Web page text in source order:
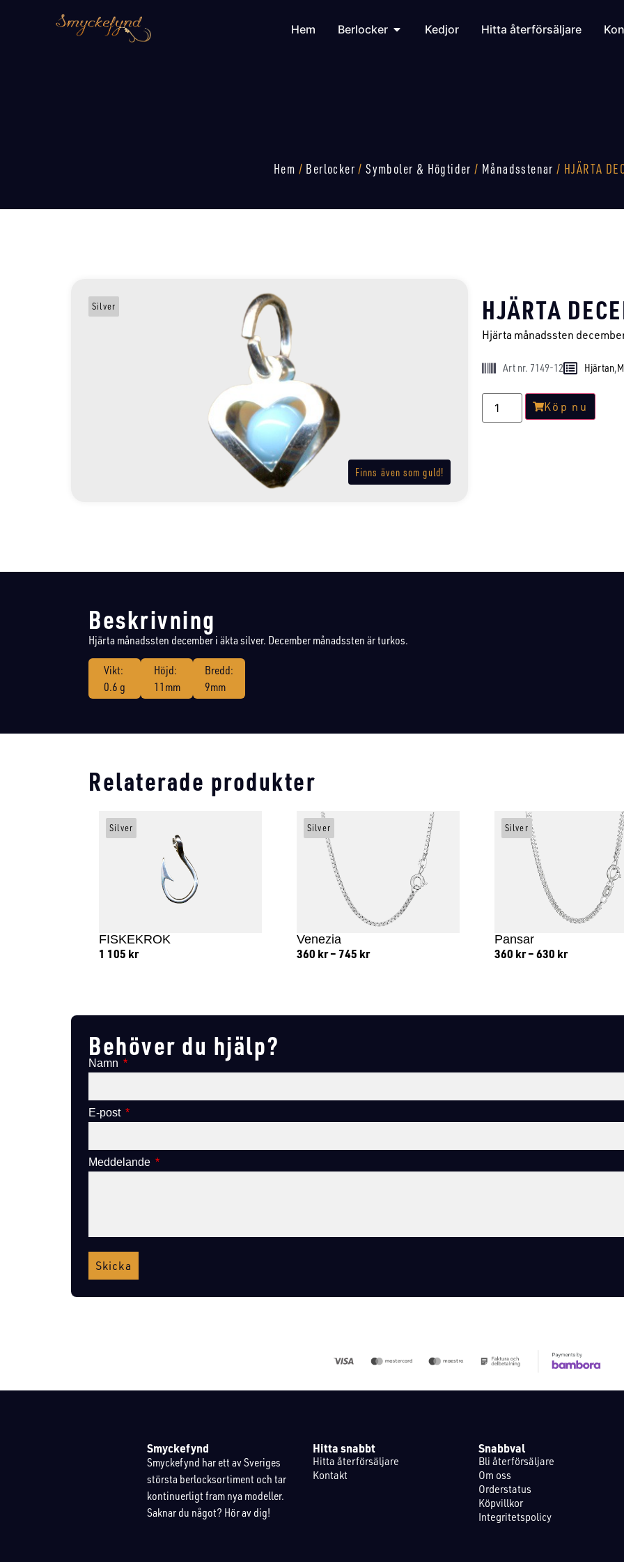
Hem Berlocker Kedjor Hitta återförsäljare
Hem / Berlocker /Symboler & Högtider / Månadsstenar / HJÄRTA
Finns även som guld!
Silver HJÄRTA
Hjärta månadssten
Art nr. 7149-12 Hjärtan,
Köp nu
Beskrivning
Hjärta månadssten december i äkta silver. December månadssten är turkos.
Vikt:
0.6 g
Höjd:
11mm
Bredd:
9mm
Relaterade produkter
FISKEKROK
1 105 kr
Silver
Venezia
360 kr –745 kr
Silver
Pansar
360 kr –630 kr
Silver
Behöver du hjälp?
Namn
E-post
Meddelande
Skicka
Smyckefynd
Smyckefynd har ett av Sveriges
största berlocksortiment och tar
kontinuerligt fram nya modeller.
Saknar du något? Hör av dig!
Hitta snabbt
Hitta återförsäljare
Kontakt
Snabbval
Bli återförsäljare
Om oss
Orderstatus
Köpvillkor
Integritetspolicy